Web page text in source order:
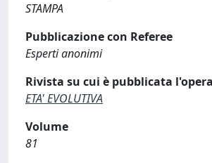
STAMPA
Pubblicazione con Referee
Esperti anonimi
Rivista su cui è pubblicata l'opera
ETA' EVOLUTIVA
Volume
81